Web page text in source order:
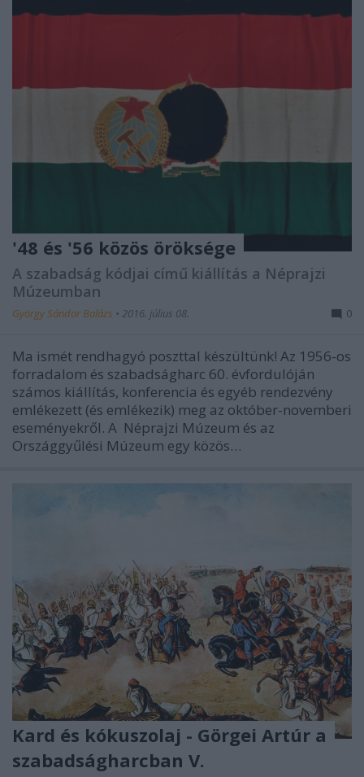
'48 és '56 közös öröksége
A szabadság kódjai című kiállítás a Néprajzi
Múzeumban
György Sándor Balázs • 2016. július 08. 0
Ma ismét rendhagyó poszttal készültünk! Az 1956-os
forradalom és szabadságharc 60. évfordulóján
számos kiállítás, konferencia és egyéb rendezvény
emlékezett (és emlékezik) meg az október-novemberi
eseményekről. A Néprajzi Múzeum és az
Országgyűlési Múzeum egy közös…
Kard és kókuszolaj - Görgei Artúr a
szabadságharcban V.